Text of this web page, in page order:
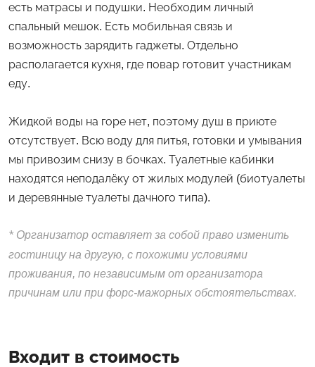
есть матрасы и подушки. Необходим личный
спальный мешок. Есть мобильная связь и
возможность зарядить гаджеты. Отдельно
располагается кухня, где повар готовит участникам
еду.
Жидкой воды на горе нет, поэтому душ в приюте
отсутствует. Всю воду для питья, готовки и умывания
мы привозим снизу в бочках. Туалетные кабинки
находятся неподалёку от жилых модулей (биотуалеты
и деревянные туалеты дачного типа).
*Организатор оставляет за собой право изменить
гостиницу на другую, с похожими условиями
проживания, по независимым от организатора
причинам или при форс-мажорных обстоятельствах.
Входит в стоимость